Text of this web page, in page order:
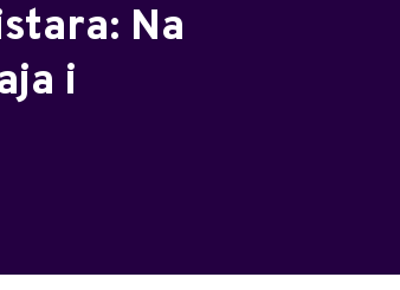
Na
i